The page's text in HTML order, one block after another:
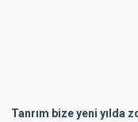
Tanrım bize yeni yılda